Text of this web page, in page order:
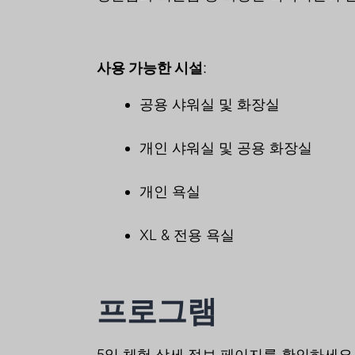
사용 가능한 시설:
공용 샤워실 및 화장실
개인 샤워실 및 공용 화장실
개인 욕실
XL & 전용 욕실
프로그램